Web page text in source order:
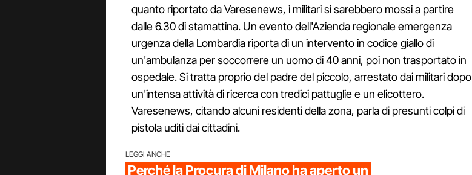
quanto riportato da Varesenews, i militari si sarebbero mossi a partire
dalle 6.30 di stamattina. Un evento dell'Azienda regionale emergenza
urgenza della Lombardia riporta di un intervento in codice giallo di
un'ambulanza per soccorrere un uomo di 40 anni, poi non trasportato in
ospedale. Si tratta proprio del padre del piccolo, arrestato dai militari dopo
un'intensa attività di ricerca con tredici pattuglie e un elicottero.
Varesenews, citando alcuni residenti della zona, parla di presunti colpi di
pistola uditi dai cittadini.
LEGGI ANCHE
Perché la Procura di Milano ha aperto un